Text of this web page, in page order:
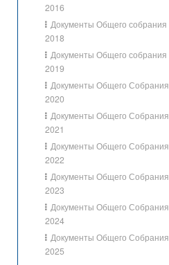
2016
Документы Общего собрания
2018
Документы Общего собрания
2019
Документы Общего Собрания
2020
Документы Общего Собрания
2021
Документы Общего Собрания
2022
Документы Общего Собрания
2023
Документы Общего Собрания
2024
Документы Общего Собрания
2025